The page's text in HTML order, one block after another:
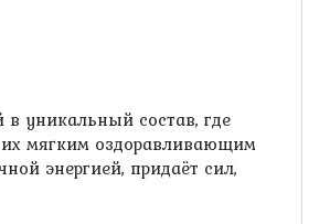
уникальный состав, где
их мягким оздоравливающим
энергией, придаёт сил,